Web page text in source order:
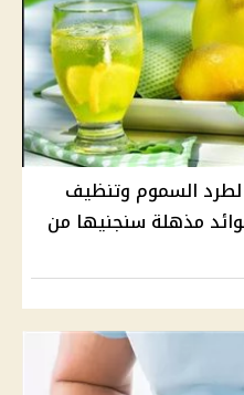
السموم وتنظيف
مذهلة سنجنيها من